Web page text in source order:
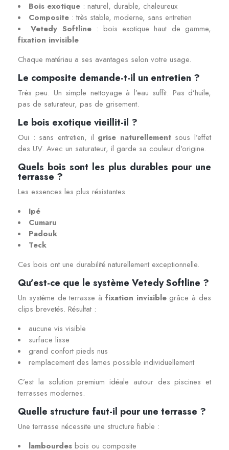
Bois exotique : naturel, durable, chaleureux
Composite : très stable, moderne, sans entretien
Vetedy Softline: bois exotique haut de gamme,
fixation invisible
Chaque matériau a ses avantages selon votre usage.
Le composite demande-t-il un entretien ?
Très peu. Un simple nettoyage à l’eau suffit. Pas d’huile,
pas de saturateur, pas de grisement.
Le bois exotique vieillit-il ?
Oui : sans entretien, il grise naturellementsous l’effet
des UV. Avec un saturateur, il garde sa couleur d'origine.
Quels bois sont les plus durables pour une
terrasse ?
Les essences les plus résistantes :
Ipé
Cumaru
Padouk
Teck
Ces bois ont une durabilité naturellement exceptionnelle.
Qu’est-ce que le système Vetedy Softline ?
Un système de terrasse à fixation invisiblegrâce à des
clips brevetés. Résultat :
aucune vis visible
surface lisse
grand confort pieds nus
remplacement des lames possible individuellement
C’est la solution premium idéale autour des piscines et
terrasses modernes.
Quelle structure faut-il pour une terrasse ?
Une terrasse nécessite une structure fiable :
lambourdes bois ou composite